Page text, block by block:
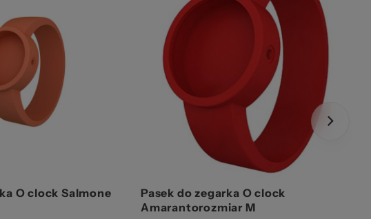
O clock Salmone
Pasek do zegarka O clock
Amarantorozmiar M